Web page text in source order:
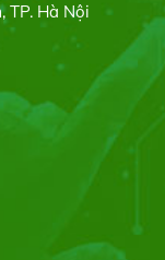
TP. Hà Nội